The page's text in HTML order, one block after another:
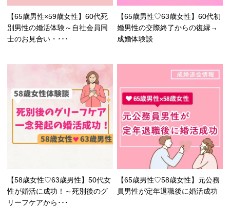
【65歳男性×59歳女性】60代死
別男性の婚活体験～自社会員同
士のお見合い・･･･
【65歳男性♡63歳女性】60代初
婚男性の交際終了からの復縁→
成婚体験談
【58歳女性♡63歳男性】50代女
性が婚活に成功！～死別後のグ
リーフケアから･･･
【65歳男性♡58歳女性】元公務
員男性が定年退職後に婚活成功